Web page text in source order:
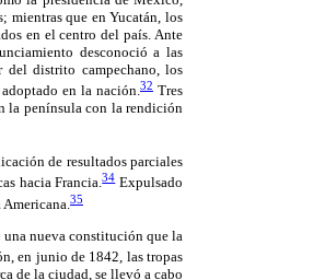
mientras que en Yucatán, los
en el centro del país. Ante
desconoció a las
del distrito campechano, los
en la nación.32 Tres
la península con la rendición
de resultados parciales
hacia Francia.34Expulsado
35
nueva constitución que la
en junio de 1842, las tropas
de la ciudad, se llevó a cabo